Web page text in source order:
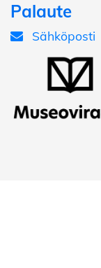
Palaute
Sähköposti